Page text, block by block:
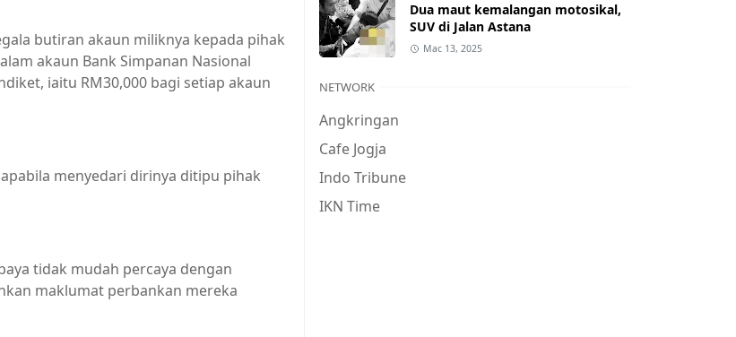
butiran akaun miliknya kepada pihak
akaun Bank Simpanan Nasional
iaitu RM30,000 bagi setiap akaun
menyedari dirinya ditipu pihak
tidak mudah percaya dengan
maklumat perbankan mereka
Dua maut kemalangan motosikal,
SUV di Jalan Astana
Mac 13, 2025
NETWORK
Angkringan
Cafe Jogja
Indo Tribune
IKN Time